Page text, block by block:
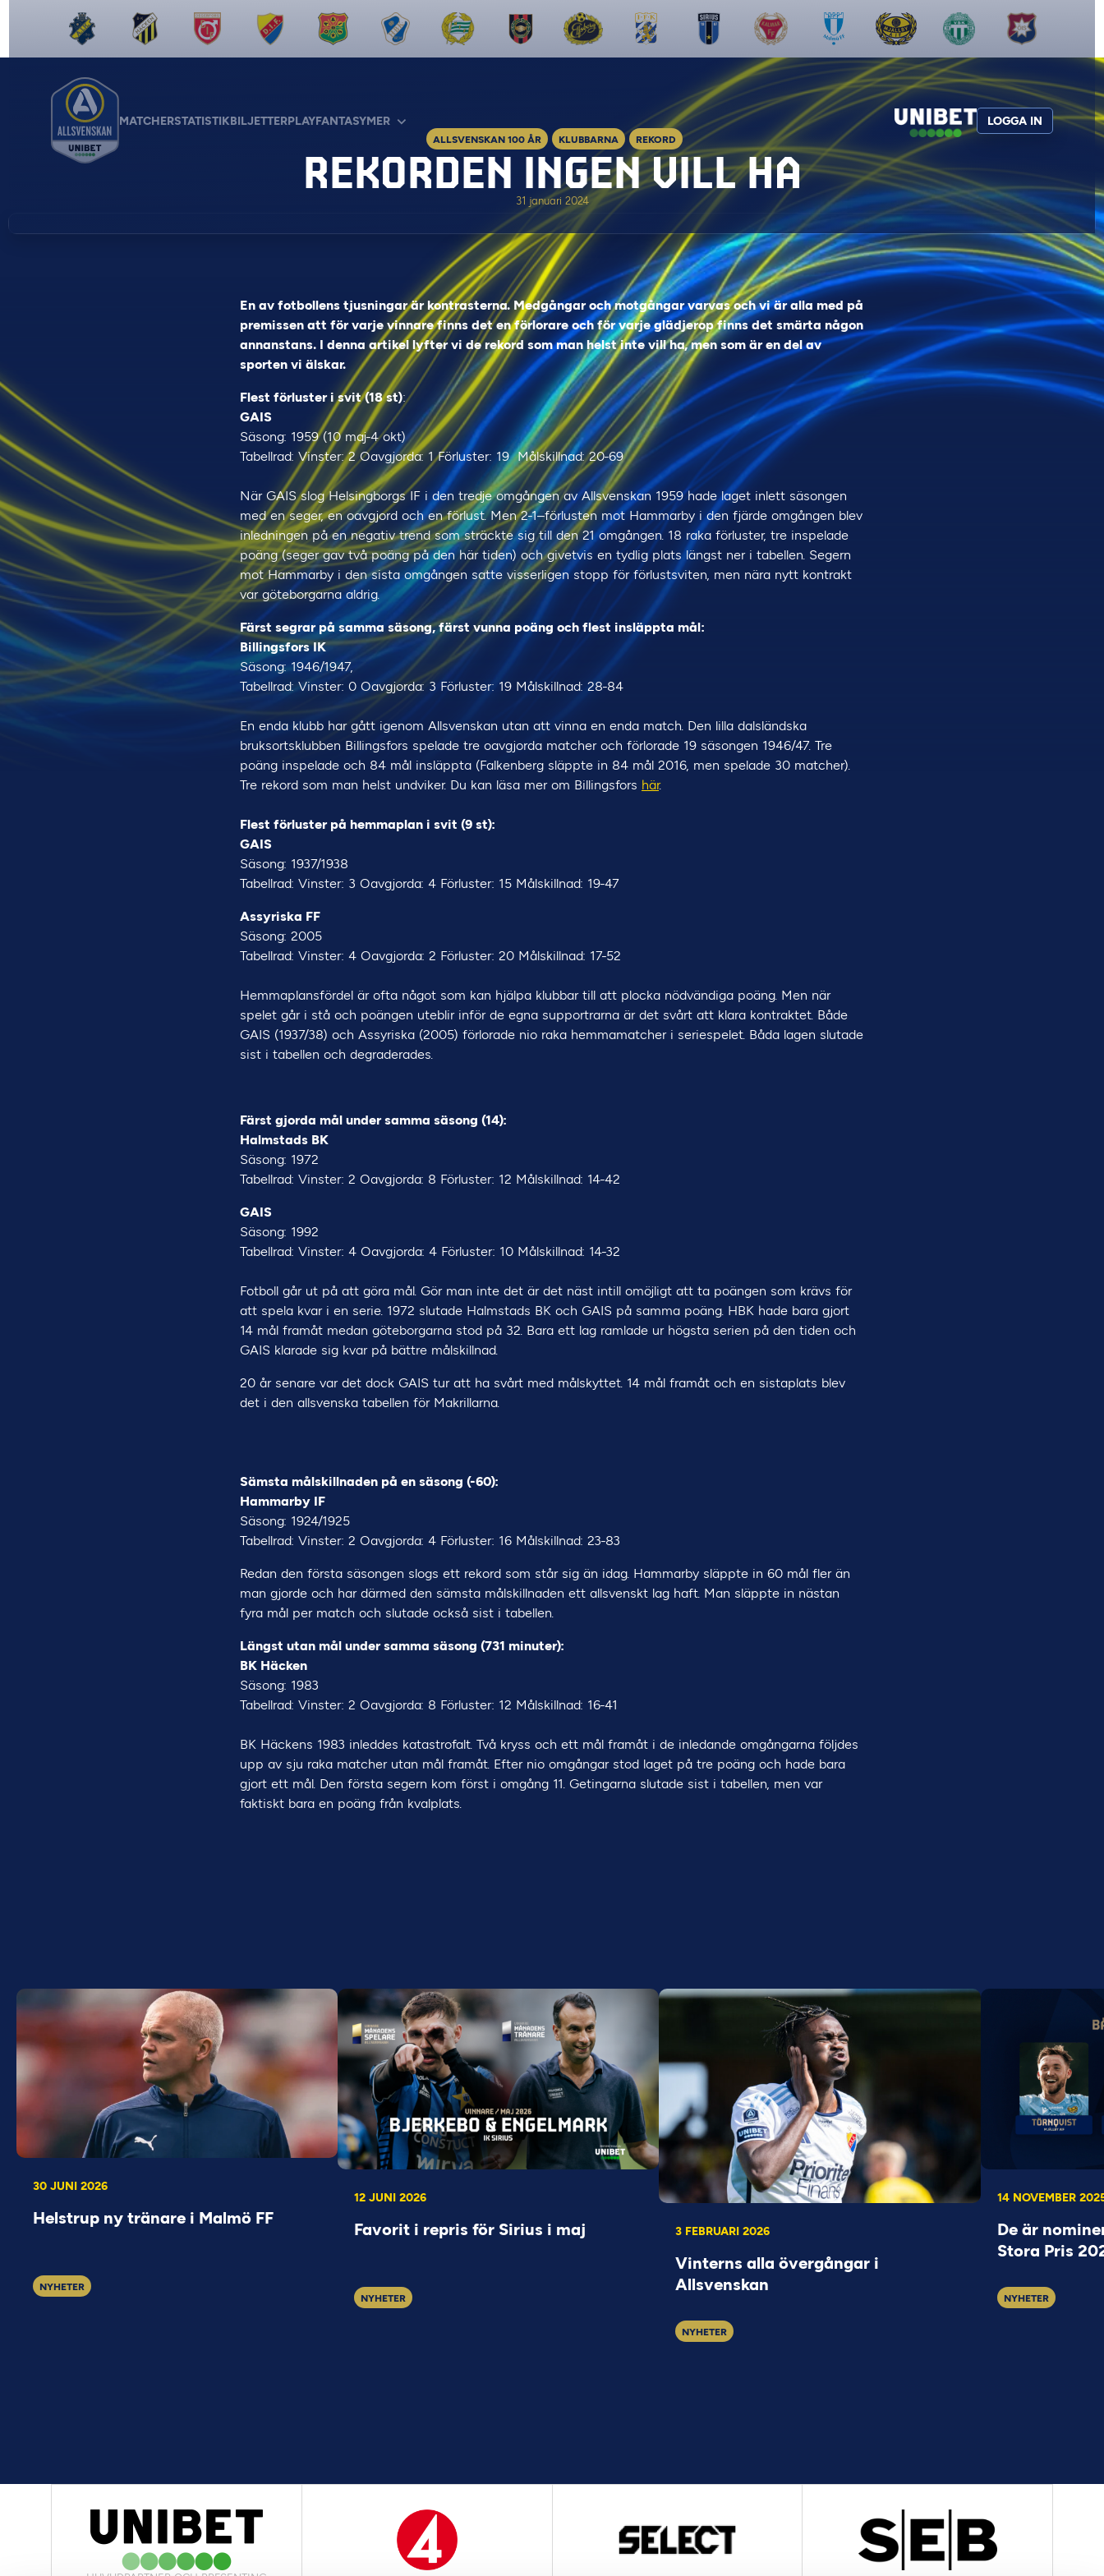
MATCHERSTATISTIKBILJETTERPLAYFANTASYMER LOGGA IN
ALLSVENSKAN 100 ÅR KLUBBARNA REKORD
REKORDEN INGEN VILL HA
31 januari 2024
En av fotbollens tjusningar är kontrasterna. Medgångar och motgångar varvas och vi är alla med på
premissen att för varje vinnare finns det en förlorare och för varje glädjerop finns det smärta någon
annanstans. I denna artikel lyfter vi de rekord som man helst inte vill ha, men som är en del av
sporten vi älskar.
Flest förluster i svit (18 st):
GAIS
Säsong: 1959 (10 maj-4 okt)
Tabellrad: Vinster: 2 Oavgjorda: 1 Förluster: 19 Målskillnad: 20-69
När GAIS slog Helsingborgs IF i den tredje omgången av Allsvenskan 1959 hade laget inlett säsongen
med en seger, en oavgjord och en förlust. Men 2-1–förlusten mot Hammarby i den fjärde omgången blev
inledningen på en negativ trend som sträckte sig till den 21 omgången. 18 raka förluster, tre inspelade
poäng (seger gav två poäng på den här tiden) och givetvis en tydlig plats längst ner i tabellen. Segern
mot Hammarby i den sista omgången satte visserligen stopp för förlustsviten, men nära nytt kontrakt
var göteborgarna aldrig.
Färst segrar på samma säsong, färst vunna poäng och flest insläppta mål:
Billingsfors IK
Säsong: 1946/1947,
Tabellrad: Vinster: 0 Oavgjorda: 3 Förluster: 19 Målskillnad: 28-84
En enda klubb har gått igenom Allsvenskan utan att vinna en enda match. Den lilla dalsländska
bruksortsklubben Billingsfors spelade tre oavgjorda matcher och förlorade 19 säsongen 1946/47. Tre
poäng inspelade och 84 mål insläppta (Falkenberg släppte in 84 mål 2016, men spelade 30 matcher).
Tre rekord som man helst undviker. Du kan läsa mer om Billingsfors här.
Flest förluster på hemmaplan i svit (9 st):
GAIS
Säsong: 1937/1938
Tabellrad: Vinster: 3 Oavgjorda: 4 Förluster: 15 Målskillnad: 19-47
Assyriska FF
Säsong: 2005
Tabellrad: Vinster: 4 Oavgjorda: 2 Förluster: 20 Målskillnad: 17-52
Hemmaplansfördel är ofta något som kan hjälpa klubbar till att plocka nödvändiga poäng. Men när
spelet går i stå och poängen uteblir inför de egna supportrarna är det svårt att klara kontraktet. Både
GAIS (1937/38) och Assyriska (2005) förlorade nio raka hemmamatcher i seriespelet. Båda lagen slutade
sist i tabellen och degraderades.
Färst gjorda mål under samma säsong (14):
Halmstads BK
Säsong: 1972
Tabellrad: Vinster: 2 Oavgjorda: 8 Förluster: 12 Målskillnad: 14-42
GAIS
Säsong: 1992
Tabellrad: Vinster: 4 Oavgjorda: 4 Förluster: 10 Målskillnad: 14-32
Fotboll går ut på att göra mål. Gör man inte det är det näst intill omöjligt att ta poängen som krävs för
att spela kvar i en serie. 1972 slutade Halmstads BK och GAIS på samma poäng. HBK hade bara gjort
14 mål framåt medan göteborgarna stod på 32. Bara ett lag ramlade ur högsta serien på den tiden och
GAIS klarade sig kvar på bättre målskillnad.
20 år senare var det dock GAIS tur att ha svårt med målskyttet. 14 mål framåt och en sistaplats blev
det i den allsvenska tabellen för Makrillarna.
Sämsta målskillnaden på en säsong (-60):
Hammarby IF
Säsong: 1924/1925
Tabellrad: Vinster: 2 Oavgjorda: 4 Förluster: 16 Målskillnad: 23-83
Redan den första säsongen slogs ett rekord som står sig än idag. Hammarby släppte in 60 mål fler än
man gjorde och har därmed den sämsta målskillnaden ett allsvenskt lag haft. Man släppte in nästan
fyra mål per match och slutade också sist i tabellen.
Längst utan mål under samma säsong (731 minuter):
BK Häcken
Säsong: 1983
Tabellrad: Vinster: 2 Oavgjorda: 8 Förluster: 12 Målskillnad: 16-41
BK Häckens 1983 inleddes katastrofalt. Två kryss och ett mål framåt i de inledande omgångarna följdes
upp av sju raka matcher utan mål framåt. Efter nio omgångar stod laget på tre poäng och hade bara
gjort ett mål. Den första segern kom först i omgång 11. Getingarna slutade sist i tabellen, men var
faktiskt bara en poäng från kvalplats.
30 JUNI 2026
Helstrup ny tränare i Malmö FF
NYHETER
12 JUNI 2026
Favorit i repris för Sirius i maj
NYHETER
3 FEBRUARI 2026
Vinterns alla övergångar i
Allsvenskan
NYHETER
14 NOVEMBER
De är
Stora Pris
NYHETER